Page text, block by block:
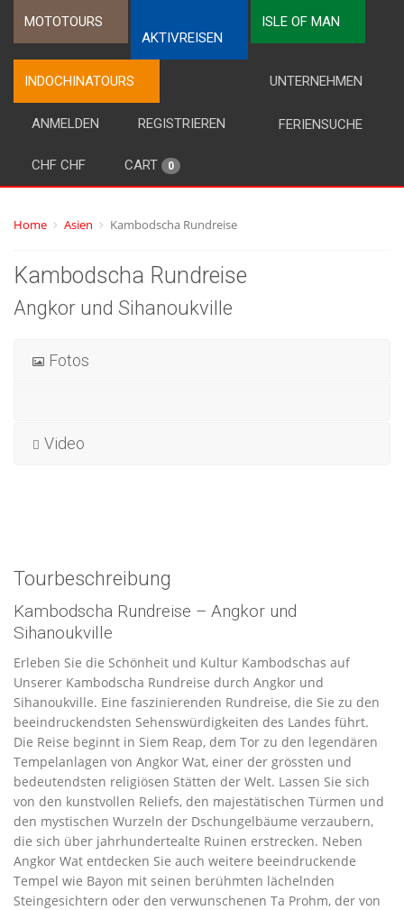
MOTOTOURS
AKTIVREISEN
ISLE OF MAN
INDOCHINATOURS UNTERNEHMEN
FERIENSUCHE
ANMELDEN REGISTRIEREN
CHF CHF CART 0
Home Asien Kambodscha Rundreise
Kambodscha Rundreise
Angkor und Sihanoukville
Fotos
Video
Tourbeschreibung
Kambodscha Rundreise – Angkor und
Sihanoukville
Erleben Sie die Schönheit und Kultur Kambodschas auf
Unserer Kambodscha Rundreise durch Angkor und
Sihanoukville. Eine faszinierenden Rundreise, die Sie zu den
beeindruckendsten Sehenswürdigkeiten des Landes führt.
Die Reise beginnt in Siem Reap, dem Tor zu den legendären
Tempelanlagen von Angkor Wat, einer der grössten und
bedeutendsten religiösen Stätten der Welt. Lassen Sie sich
von den kunstvollen Reliefs, den majestätischen Türmen und
den mystischen Wurzeln der Dschungelbäume verzaubern,
die sich über jahrhundertealte Ruinen erstrecken. Neben
Angkor Wat entdecken Sie auch weitere beeindruckende
Tempel wie Bayon mit seinen berühmten lächelnden
Steingesichtern oder den verwunschenen Ta Prohm, der von